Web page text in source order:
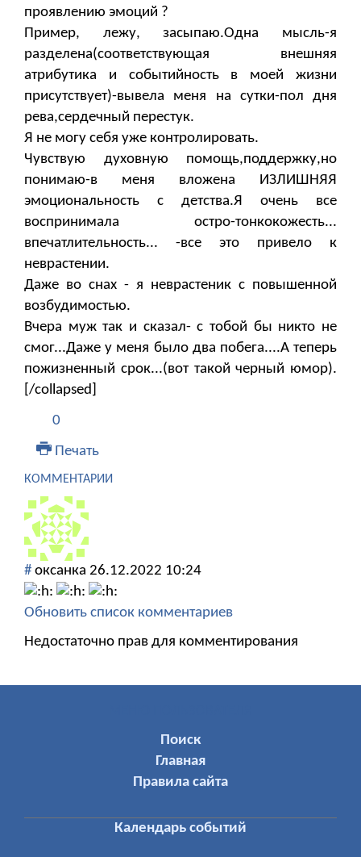
проявлению эмоций ?
Пример, лежу, засыпаю.Одна мысль-я
разделена(соответствующая внешняя
атрибутика и событийность в моей жизни
присутствует)-вывела меня на сутки-пол дня
рева,сердечный перестук.
Я не могу себя уже контролировать.
Чувствую духовную помощь,поддержку,но
понимаю-в меня вложена ИЗЛИШНЯЯ
эмоциональность с детства.Я очень все
воспринимала остро-тонкокожесть...
впечатлительность... -все это привело к
неврастении.
Даже во снах - я неврастеник с повышенной
возбудимостью.
Вчера муж так и сказал- с тобой бы никто не
смог...Даже у меня было два побега....А теперь
пожизненный срок...(вот такой черный юмор).
[/collapsed]
0
Печать
КОММЕНТАРИИ
# оксанка 26.12.2022 10:24
Обновить список комментариев
Недостаточно прав для комментирования
Поиск
Главная
Правила сайта
Календарь событий